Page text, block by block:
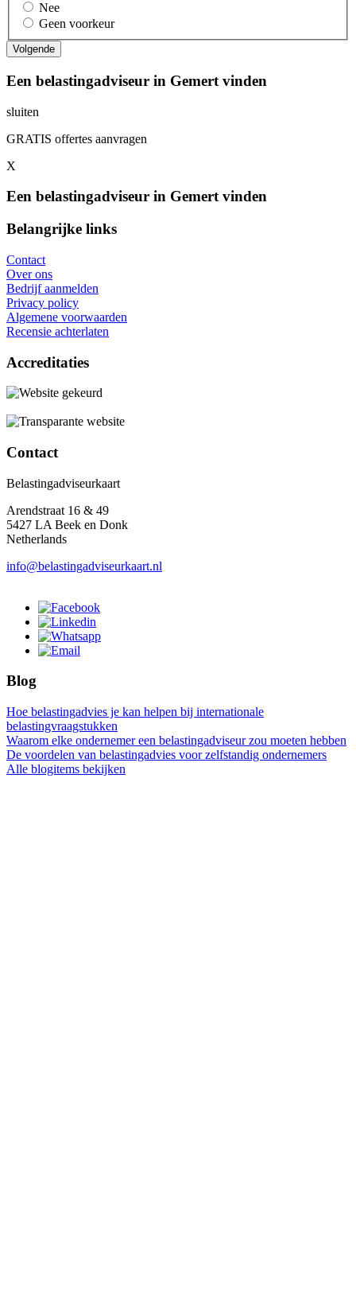
Nee
Geen voorkeur
Een belastingadviseur in Gemert vinden
sluiten
GRATIS offertes aanvragen
X
Een belastingadviseur in Gemert vinden
Belangrijke links
Contact
Over ons
Bedrijf aanmelden
Privacy policy
Algemene voorwaarden
Recensie achterlaten
Accreditaties
Contact
Belastingadviseurkaart
Arendstraat 16 & 49
5427 LA Beek en Donk
Netherlands
info@belastingadviseurkaart.nl
Blog
Hoe belastingadvies je kan helpen bij internationale
belastingvraagstukken
Waarom elke ondernemer een belastingadviseur zou moeten hebben
De voordelen van belastingadvies voor zelfstandig ondernemers
Alle blogitems bekijken